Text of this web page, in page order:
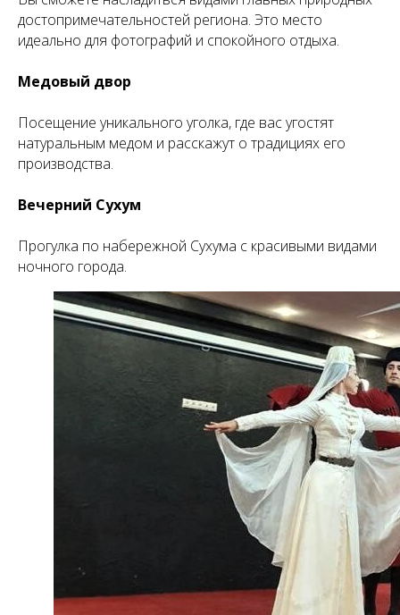
достопримечательностей региона. Это место
идеально для фотографий и спокойного отдыха.
Медовый двор
Посещение уникального уголка, где вас угостят
натуральным медом и расскажут о традициях его
производства.
Вечерний Сухум
Прогулка по набережной Сухума с красивыми видами
ночного города.